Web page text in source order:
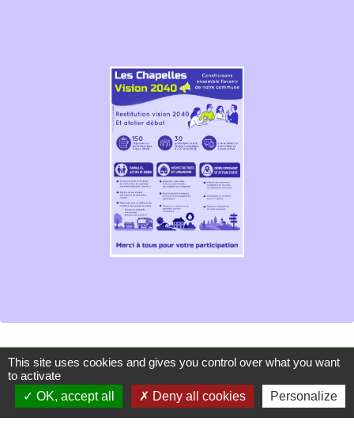
Contacts
Mairie de Les Chapelles
This site uses cookies and gives you control over what you want
to activate
OK, accept all
Deny all cookies Personalize